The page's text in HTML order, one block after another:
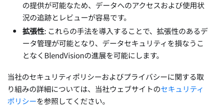
の提供が可能なため、データへのアクセスおよび使用状
況の追跡とレビューが容易です。
拡張性: これらの手法を導入することで、拡張性のあるデ
ータ管理が可能となり、データセキュリティを損なうこ
となくBlendVisionの進展を可能にします。
当社のセキュリティポリシーおよびプライバシーに関する取
り組みの詳細については、当社ウェブサイトのセキュリティ
ポリシーを参照してください。